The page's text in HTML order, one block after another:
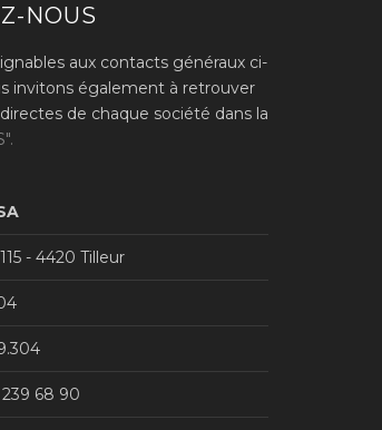
NOUS
aux contacts généraux ci-
invitons également à retrouver
de chaque société dans la
- 4420 Tilleur
68 90